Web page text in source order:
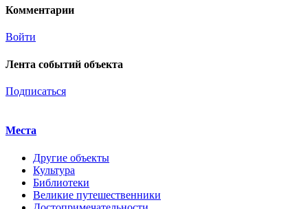
Комментарии
Войти
Лента событий объекта
Подписаться
Места
Другие объекты
Культура
Библиотеки
Великие путешественники